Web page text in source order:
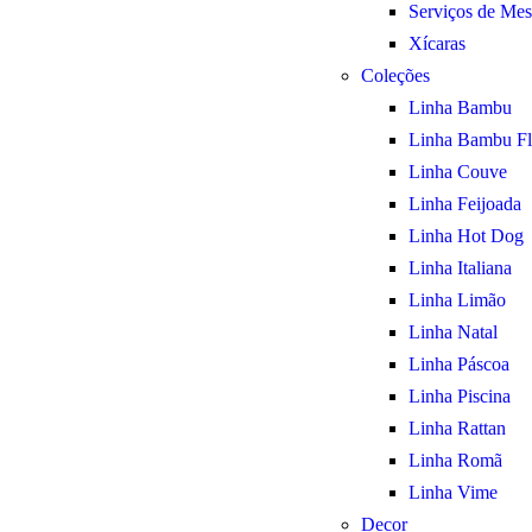
Serviços de
Xícaras
Coleções
Linha Bambu
Linha Bambu
Linha Couve
Linha Feijoada
Linha Hot Dog
Linha Italiana
Linha Limão
Linha Natal
Linha Páscoa
Linha Piscina
Linha Rattan
Linha Romã
Linha Vime
Decor